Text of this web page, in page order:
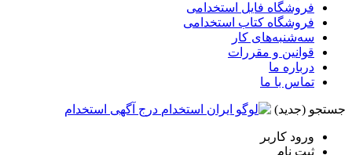
فروشگاه فایل استخدامی
فروشگاه کتاب استخدامی
سه‌شنبه‌های کار
قوانین و مقررات
درباره ما
تماس با ما
جستجو (جدید) درج آگهی استخدام
ورود کاربر
ثبت نام